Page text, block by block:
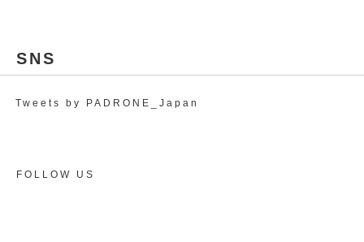
SNS
Tweets by PADRONE_Japan
FOLLOW US